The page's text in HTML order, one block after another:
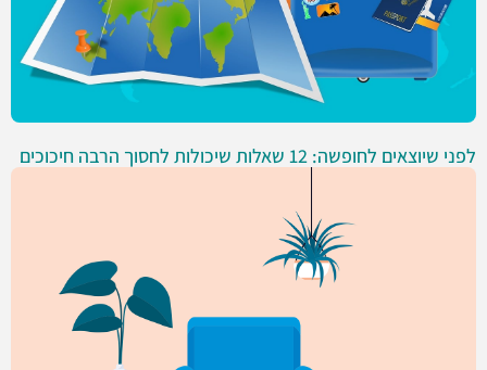
לפני שיוצאים לחופשה: 12 שאלות שיכולות לחסוך הרבה חיכוכים